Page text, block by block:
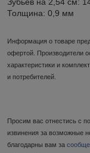
Толщина: 0,9 мм
Информация о товаре
офертой. Производители
характеристики и
и потребителей.
Просим вас отнестись с
извинения за возможные
благодарны вам за